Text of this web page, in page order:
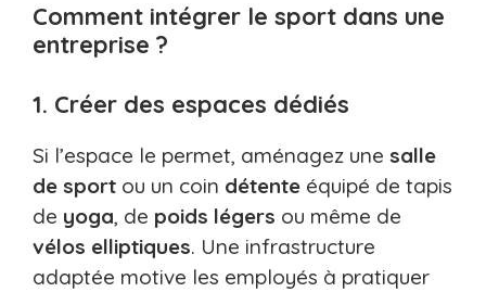
Comment intégrer le sport dans une
entreprise ?
1. Créer des espaces dédiés
Si l’espace le permet, aménagez une salle
de sport ou un coin détente équipé de tapis
de yoga, de poids légers ou même de
vélos elliptiques. Une infrastructure
adaptée motive les employés à pratiquer